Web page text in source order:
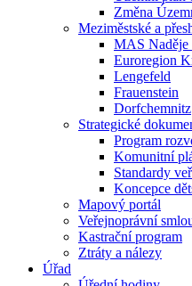
Změna
Meziměstské a
MAS Naděje
Euroregion
Lengefeld
Frauenstein
Dorfchemnitz
Strategické
Program
Komunitní
Standardy
Koncepce
Mapový portál
Veřejnoprávní
Kastrační program
Ztráty a nálezy
Úřad